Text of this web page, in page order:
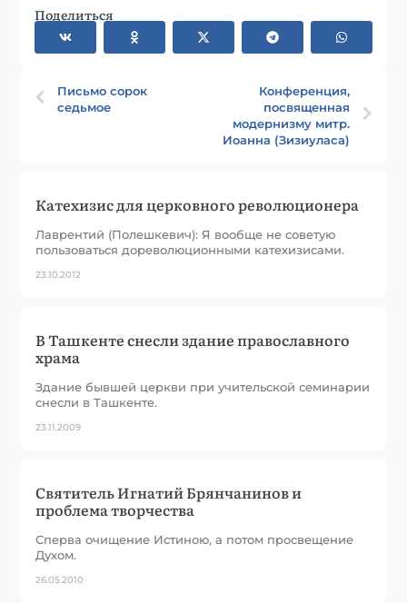
Поделиться
Письмо сорок
седьмое
Конференция,
посвященная
модернизму митр.
Иоанна (Зизиуласа)
Катехизис для церковного революционера
Лаврентий (Полешкевич): Я вообще не советую
пользоваться дореволюционными катехизисами.
23.10.2012
В Ташкенте снесли здание православного
храма
Здание бывшей церкви при учительской семинарии
снесли в Ташкенте.
23.11.2009
Святитель Игнатий Брянчанинов и
проблема творчества
Сперва очищение Истиною, а потом просвещение
Духом.
26.05.2010